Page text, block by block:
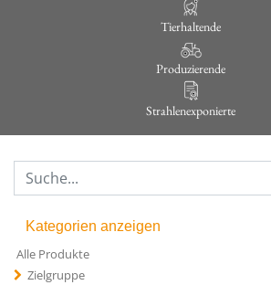
Tierhaltende
Produzierende
Strahlenexponierte
Kategorien anzeigen
Alle Produkte
Zielgruppe